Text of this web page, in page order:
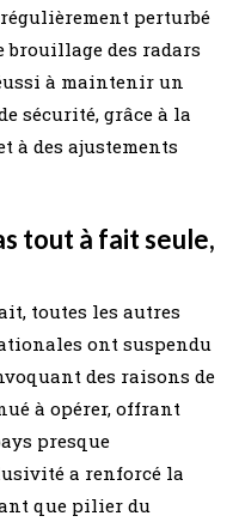
perturbé
des radars
à maintenir un
sécurité, grâce à la
à des ajustements
tout à fait seule,
toutes les autres
ont suspendu
des raisons de
à opérer, offrant
presque
a renforcé la
que pilier du